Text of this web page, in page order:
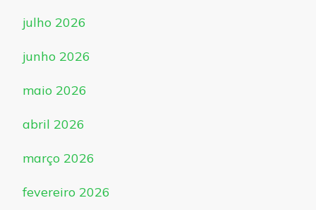
julho 2026
junho 2026
maio 2026
abril 2026
março 2026
fevereiro 2026